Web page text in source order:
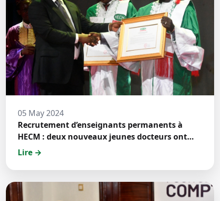
05 May 2024
Recrutement d’enseignants permanents à
HECM : deux nouveaux jeunes docteurs ont
prêté́ serment
Lire →